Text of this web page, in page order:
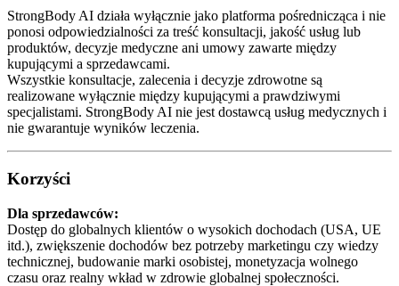
StrongBody AI działa wyłącznie jako platforma pośrednicząca i nie
ponosi odpowiedzialności za treść konsultacji, jakość usług lub
produktów, decyzje medyczne ani umowy zawarte między
kupującymi a sprzedawcami.
Wszystkie konsultacje, zalecenia i decyzje zdrowotne są
realizowane wyłącznie między kupującymi a prawdziwymi
specjalistami. StrongBody AI nie jest dostawcą usług medycznych i
nie gwarantuje wyników leczenia.
Korzyści
Dla sprzedawców:
Dostęp do globalnych klientów o wysokich dochodach (USA, UE
itd.), zwiększenie dochodów bez potrzeby marketingu czy wiedzy
technicznej, budowanie marki osobistej, monetyzacja wolnego
czasu oraz realny wkład w zdrowie globalnej społeczności.